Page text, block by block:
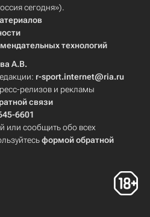
сегодня»).
технологий
А.В.
r-sport.internet@ria.ru
релизов и рекламы
связи
6601
или сообщить обо всех
формой обратной